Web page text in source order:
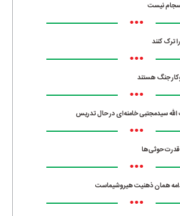
نیست
•••
ترک کنند
•••
جنگ هستند
•••
الله سیدمجتبی خامنه‌ای در حال تدریس
•••
قدرت حوثی‌ها
•••
همان ذهنیت هیروشیماست
•••